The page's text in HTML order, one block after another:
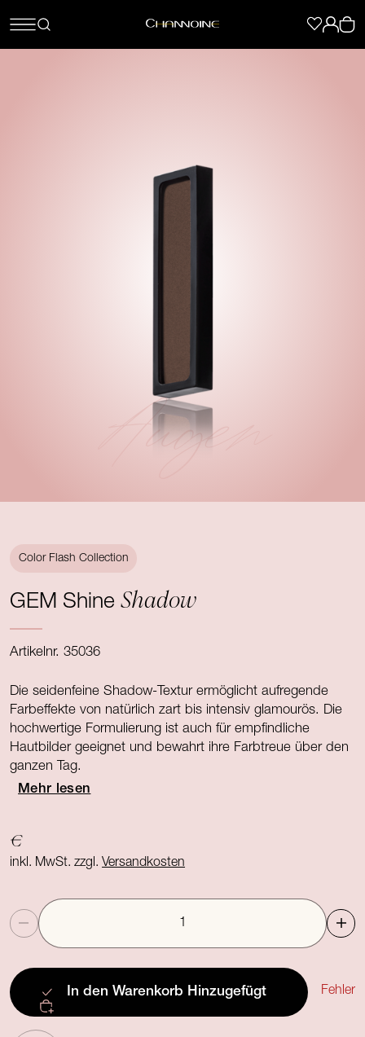
Augen
Color Flash Collection
GEM ShineShadow
Artikelnr. 35036
Die seidenfeine Shadow-Textur ermöglicht aufregende
Farbeffekte von natürlich zart bis intensiv glamourös. Die
hochwertige Formulierung ist auch für empfindliche
Hautbilder geeignet und bewahrt ihre Farbtreue über den
ganzen Tag.
Mehr lesen
€
inkl. MwSt. zzgl.Versandkosten
Anzahl
In den Warenkorb Hinzugefügt Fehler